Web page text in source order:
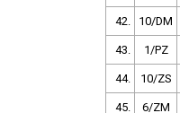
42. 10/DM
43. 1/PZ
44. 10/ZS
45. 6/ZM